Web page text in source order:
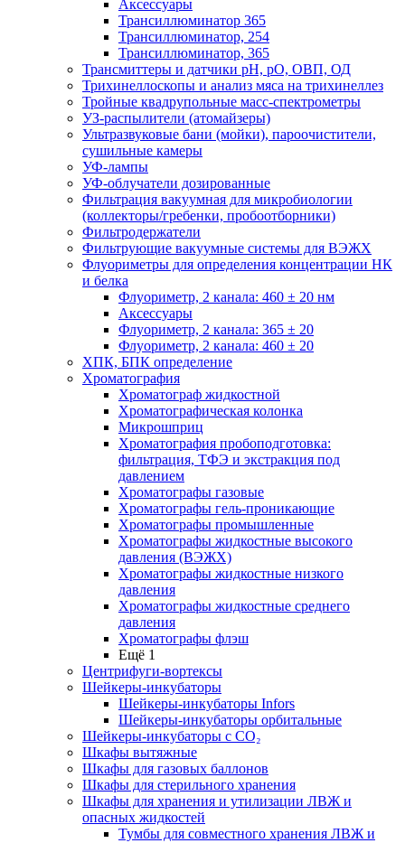
Аксессуары
Трансиллюминатор 365
Трансиллюминатор, 254
Трансиллюминатор, 365
Трансмиттеры и датчики рН, рО, ОВП, ОД
Трихинеллоскопы и анализ мяса на трихинеллез
Тройные квадрупольные масс-спектрометры
УЗ-распылители (атомайзеры)
Ультразвуковые бани (мойки), пароочистители,
сушильные камеры
УФ-лампы
УФ-облучатели дозированные
Фильтрация вакуумная для микробиологии
(коллекторы/гребенки, пробоотборники)
Фильтродержатели
Фильтрующие вакуумные системы для ВЭЖХ
Флуориметры для определения концентрации НК
и белка
Флуориметр, 2 канала: 460 ± 20 нм
Аксессуары
Флуориметр, 2 канала: 365 ± 20
Флуориметр, 2 канала: 460 ± 20
ХПК, БПК определение
Хроматография
Хроматограф жидкостной
Хроматографическая колонка
Микрошприц
Хроматография пробоподготовка:
фильтрация, ТФЭ и экстракция под
давлением
Хроматографы газовые
Хроматографы гель-проникающие
Хроматографы промышленные
Хроматографы жидкостные высокого
давления (ВЭЖХ)
Хроматографы жидкостные низкого
давления
Хроматографы жидкостные среднего
давления
Хроматографы флэш
Ещё 1
Центрифуги-вортексы
Шейкеры-инкубаторы
Шейкеры-инкубаторы Infors
Шейкеры-инкубаторы орбитальные
Шейкеры-инкубаторы с CО₂
Шкафы вытяжные
Шкафы для газовых баллонов
Шкафы для стерильного хранения
Шкафы для хранения и утилизации ЛВЖ и
опасных жидкостей
Тумбы для совместного хранения ЛВЖ и